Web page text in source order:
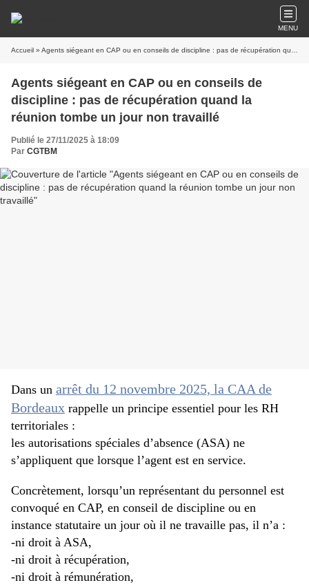
MENU
Accueil » Agents siégeant en CAP ou en conseils de discipline : pas de récupération quand la réunion tombe un jour non travaillé
Agents siégeant en CAP ou en conseils de
discipline : pas de récupération quand la
réunion tombe un jour non travaillé
Publié le 27/11/2025 à 18:09
Par CGTBM
Dans un arrêt du 12 novembre 2025, la CAA de
Bordeaux rappelle un principe essentiel pour les RH
territoriales :
les autorisations spéciales d’absence (ASA) ne
s’appliquent que lorsque l’agent est en service.
Concrètement, lorsqu’un représentant du personnel est
convoqué en CAP, en conseil de discipline ou en
instance statutaire un jour où il ne travaille pas, il n’a :
-ni droit à ASA,
-ni droit à récupération,
-ni droit à rémunération,